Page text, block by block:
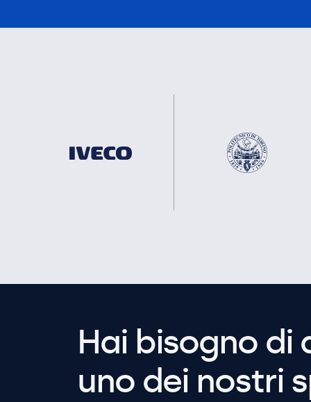
Hai bisogno di
uno dei nostri